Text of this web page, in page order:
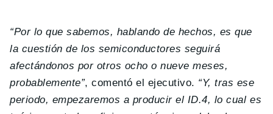
“Por lo que sabemos, hablando de hechos, es que
la cuestión de los semiconductores seguirá
afectándonos por otros ocho o nueve meses,
probablemente”, comentó el ejecutivo. “Y, tras ese
periodo, empezaremos a producir el ID.4, lo cual es